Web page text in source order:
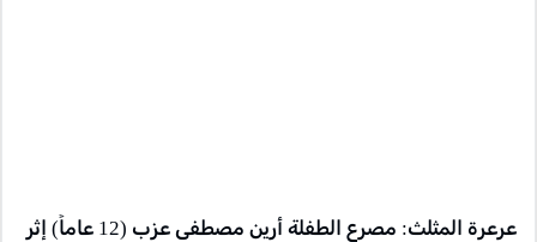
عرعرة المثلث: مصرع الطفلة أرين مصطفى عزب (12 عاماً) إثر